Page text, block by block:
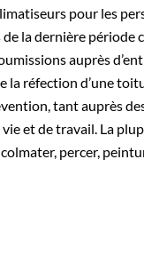
pour les
la dernière période
auprès
la réfection d’une
tant auprès
vie et de travail. La
colmater, percer,